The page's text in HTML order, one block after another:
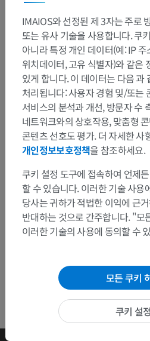
번역
문제를 발견하셨나요?
수정이나, 번역 또는 콘텐츠 개선
연락 주세요.
문제 보
앱 다운로드
IMAIOS와 선정된 제 3자는 주로
또는 유사 기술을 사용합니다. 쿠
아니라 특정 개인 데이터(예: IP
위치데이터, 고유 식별자)와 같은
있게 합니다. 이 데이터는 다음 과
처리됩니다: 사용자 경험 및/또는
서비스의 분석과 개선, 방문자 수
네트워크와의 상호작용, 맞춤형
콘텐츠 선호도 평가. 더 자세한 사
개인정보보호정책을 참조하세요.
쿠키 설정 도구에 접속하여 언제
할 수 있습니다. 이러한 기술 사용
당사는 귀하가 적법한 이익에 근
반대하는 것으로 간주합니다. "모
이러한 기술의 사용에 동의할 수
모든 쿠키
쿠키 설정